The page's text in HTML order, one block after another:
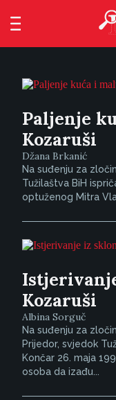
Paljenje
Kozaruši
Džana Brkanić
Na suđenju za
Tužilaštva BiH
optuženog Mitra
Kozaruši
Albina Sorguč
Na suđenju za
Prijedor, svjedok
Končar 26. maja
osoba da izađu...